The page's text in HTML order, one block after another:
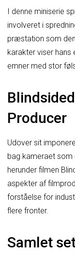
I denne miniserie
involveret i
præstation som
karakter viser hans
emner med stor
Producer
Udover sit
bag kameraet som
herunder filmen
aspekter af
forståelse for
flere fronter.
Samlet